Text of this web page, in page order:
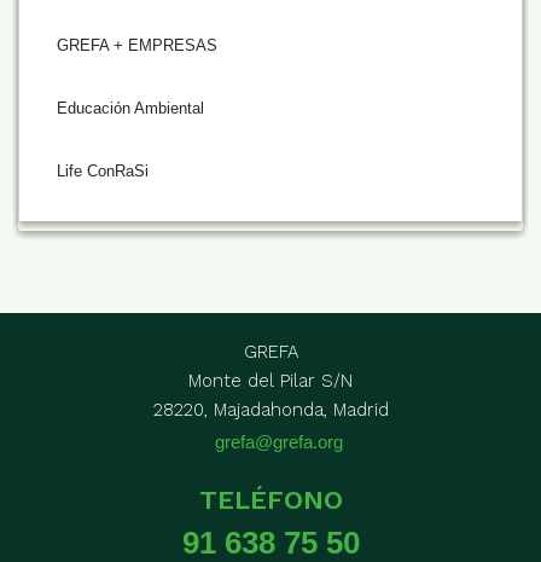
GREFA + EMPRESAS
Educación Ambiental
Life ConRaSi
GREFA
Monte del Pilar S/N
28220, Majadahonda, Madrid
grefa@grefa.org
TELÉFONO
91 638 75 50